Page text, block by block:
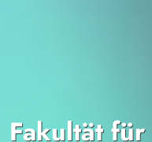
Fakultät